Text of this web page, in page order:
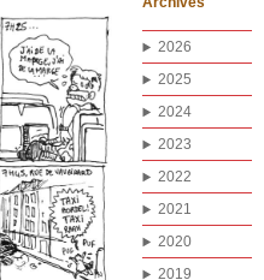
2026
2025
2024
2023
2022
2021
2020
2019